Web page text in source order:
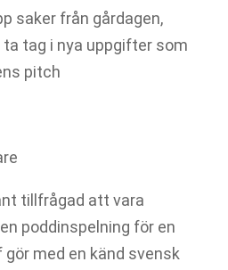
saker från gårdagen,
tag i nya uppgifter som
pitch
tillfrågad att vara
poddinspelning för en
med en känd svensk